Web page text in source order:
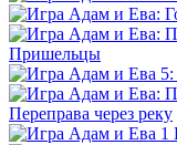
Пришельцы
Переправа через реку